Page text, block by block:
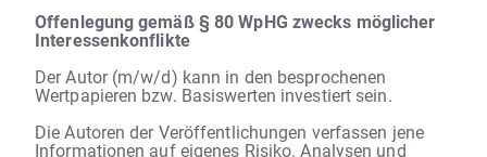
Offenlegung gemäß § 80 WpHG zwecks möglicher
Interessenkonflikte
Der Autor (m/w/d) kann in den besprochenen
Wertpapieren bzw. Basiswerten investiert sein.
Die Autoren der Veröffentlichungen verfassen jene
Informationen auf eigenes Risiko. Analysen und